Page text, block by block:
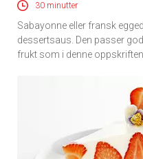
30 minutter
Sabayonne eller fransk
dessertsaus. Den passer
frukt som i denne oppskriften.